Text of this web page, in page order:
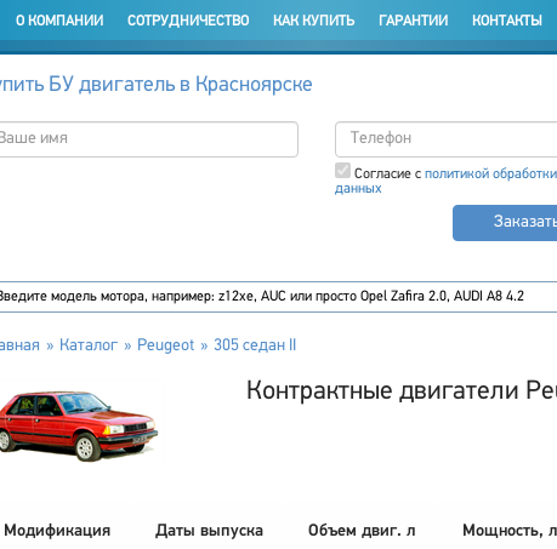
О КОМПАНИИ СОТРУДНИЧЕСТВО КАК КУПИТЬ ГАРАНТИИ КОНТАКТЫ
БУ двигатель в Красноярске
Согласие с политикой
данных
Каталог Peugeot 305 седан II
Контрактные двигатели
Модификация Даты выпуска Объем двиг. л Мощность,